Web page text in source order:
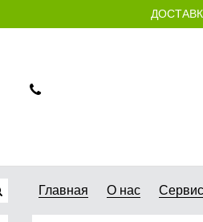
Главная О нас Сервис